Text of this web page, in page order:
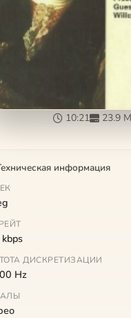
10:21 23.9
информация
ДИСКРЕТИЗАЦИИ
Hz